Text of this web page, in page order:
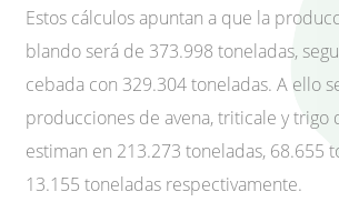
Estos cálculos apuntan a que la
blando será de 373.998 toneladas,
cebada con 329.304 toneladas. A ello
producciones de avena, triticale y trigo
estiman en 213.273 toneladas, 68.655
13.155 toneladas respectivamente.